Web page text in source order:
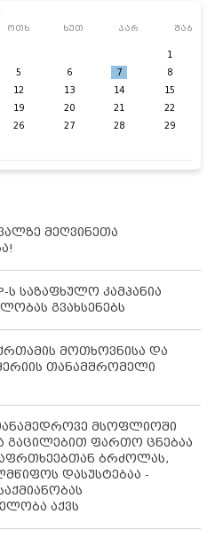
ოთხ ხუთ პარ შაბ
1
5 6 7
8
12 13 14
15
19 20 21
22
26 27 28
29
მეღვინეთა
ს საზაფხულო კამპანია
გვახსენებს
მოთხოვნისა და
თანამშრომელი
მსოფლიოში
გაცილებით ფართო ცნებაა
ბრძოლას,
დასუსტებაა -
აქვს